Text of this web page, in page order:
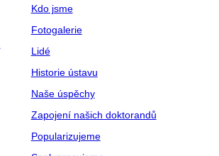
Kdo jsme
Fotogalerie
Lidé
Historie ústavu
Naše úspěchy
Zapojení našich doktorandů
Popularizujeme